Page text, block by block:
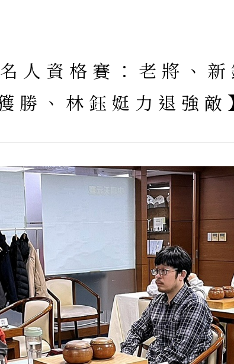
資格賽：老將、新
勝、林鈺娗力退強敵